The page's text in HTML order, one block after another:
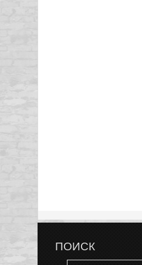
ПОИСК